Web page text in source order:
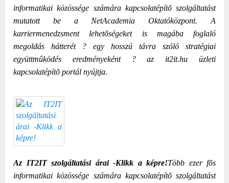
informatikai közössége számára kapcsolatépítõ szolgáltatást
mutatott be a NetAcademia Oktatóközpont. A
karriermenedzsment lehetõségeket is magába foglaló
megoldás hátterét ? egy hosszú távra szóló stratégiai
együttmûködés eredményeként ? az it2it.hu üzleti
kapcsolatépítõ portál nyújtja.
Az IT2IT szolgáltatási árai -Klikk a képre!Több ezer fõs
informatikai közössége számára kapcsolatépítõ szolgáltatást